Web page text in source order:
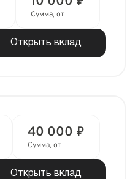
Сумма, от
Открыть вклад
40 000 ₽
Сумма, от
Открыть вклад